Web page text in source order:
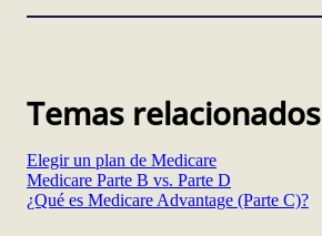
Temas relacionados
Elegir un plan de Medicare
Medicare Parte B vs. Parte D
¿Qué es Medicare Advantage (Parte C)?